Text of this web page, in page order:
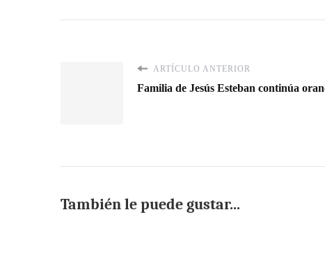
ARTÍCULO ANTERIOR
Familia de Jesús Esteban continúa
También le puede gustar...